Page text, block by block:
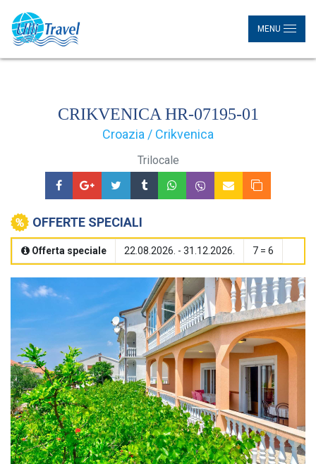
MENU
CRIKVENICA HR-07195-01
Croazia / Crikvenica
Trilocale
OFFERTE SPECIALI
Offerta speciale 22.08.2026. - 31.12.2026. 7 = 6